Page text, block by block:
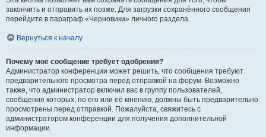
закончить и отправить их позже. Для загрузки сохранённого сообщения
перейдите в параграф «Черновики» личного раздела.
Вернуться к началу
Почему моё сообщение требует одобрения?
Администратор конференции может решить, что сообщения требуют
предварительного просмотра перед отправкой на форум. Возможно
также, что администратор включил вас в группу пользователей,
сообщения которых, по его или её мнению, должны быть предварительно
просмотрены перед отправкой. Пожалуйста, свяжитесь с
администратором конференции для получения дополнительной
информации.